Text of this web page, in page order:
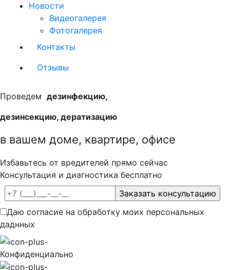
Новости
Видеогалерея
Фотогалерея
Контакты
Отзывы
Проведем дезинфекцию,
дезинсекцию, дератизацию
в вашем доме, квартире, офисе
Избавьтесь от вредителей прямо сейчас
Консультация и диагностика бесплатно
Даю согласие на обработку моих персональных
даднных
Конфиденциально